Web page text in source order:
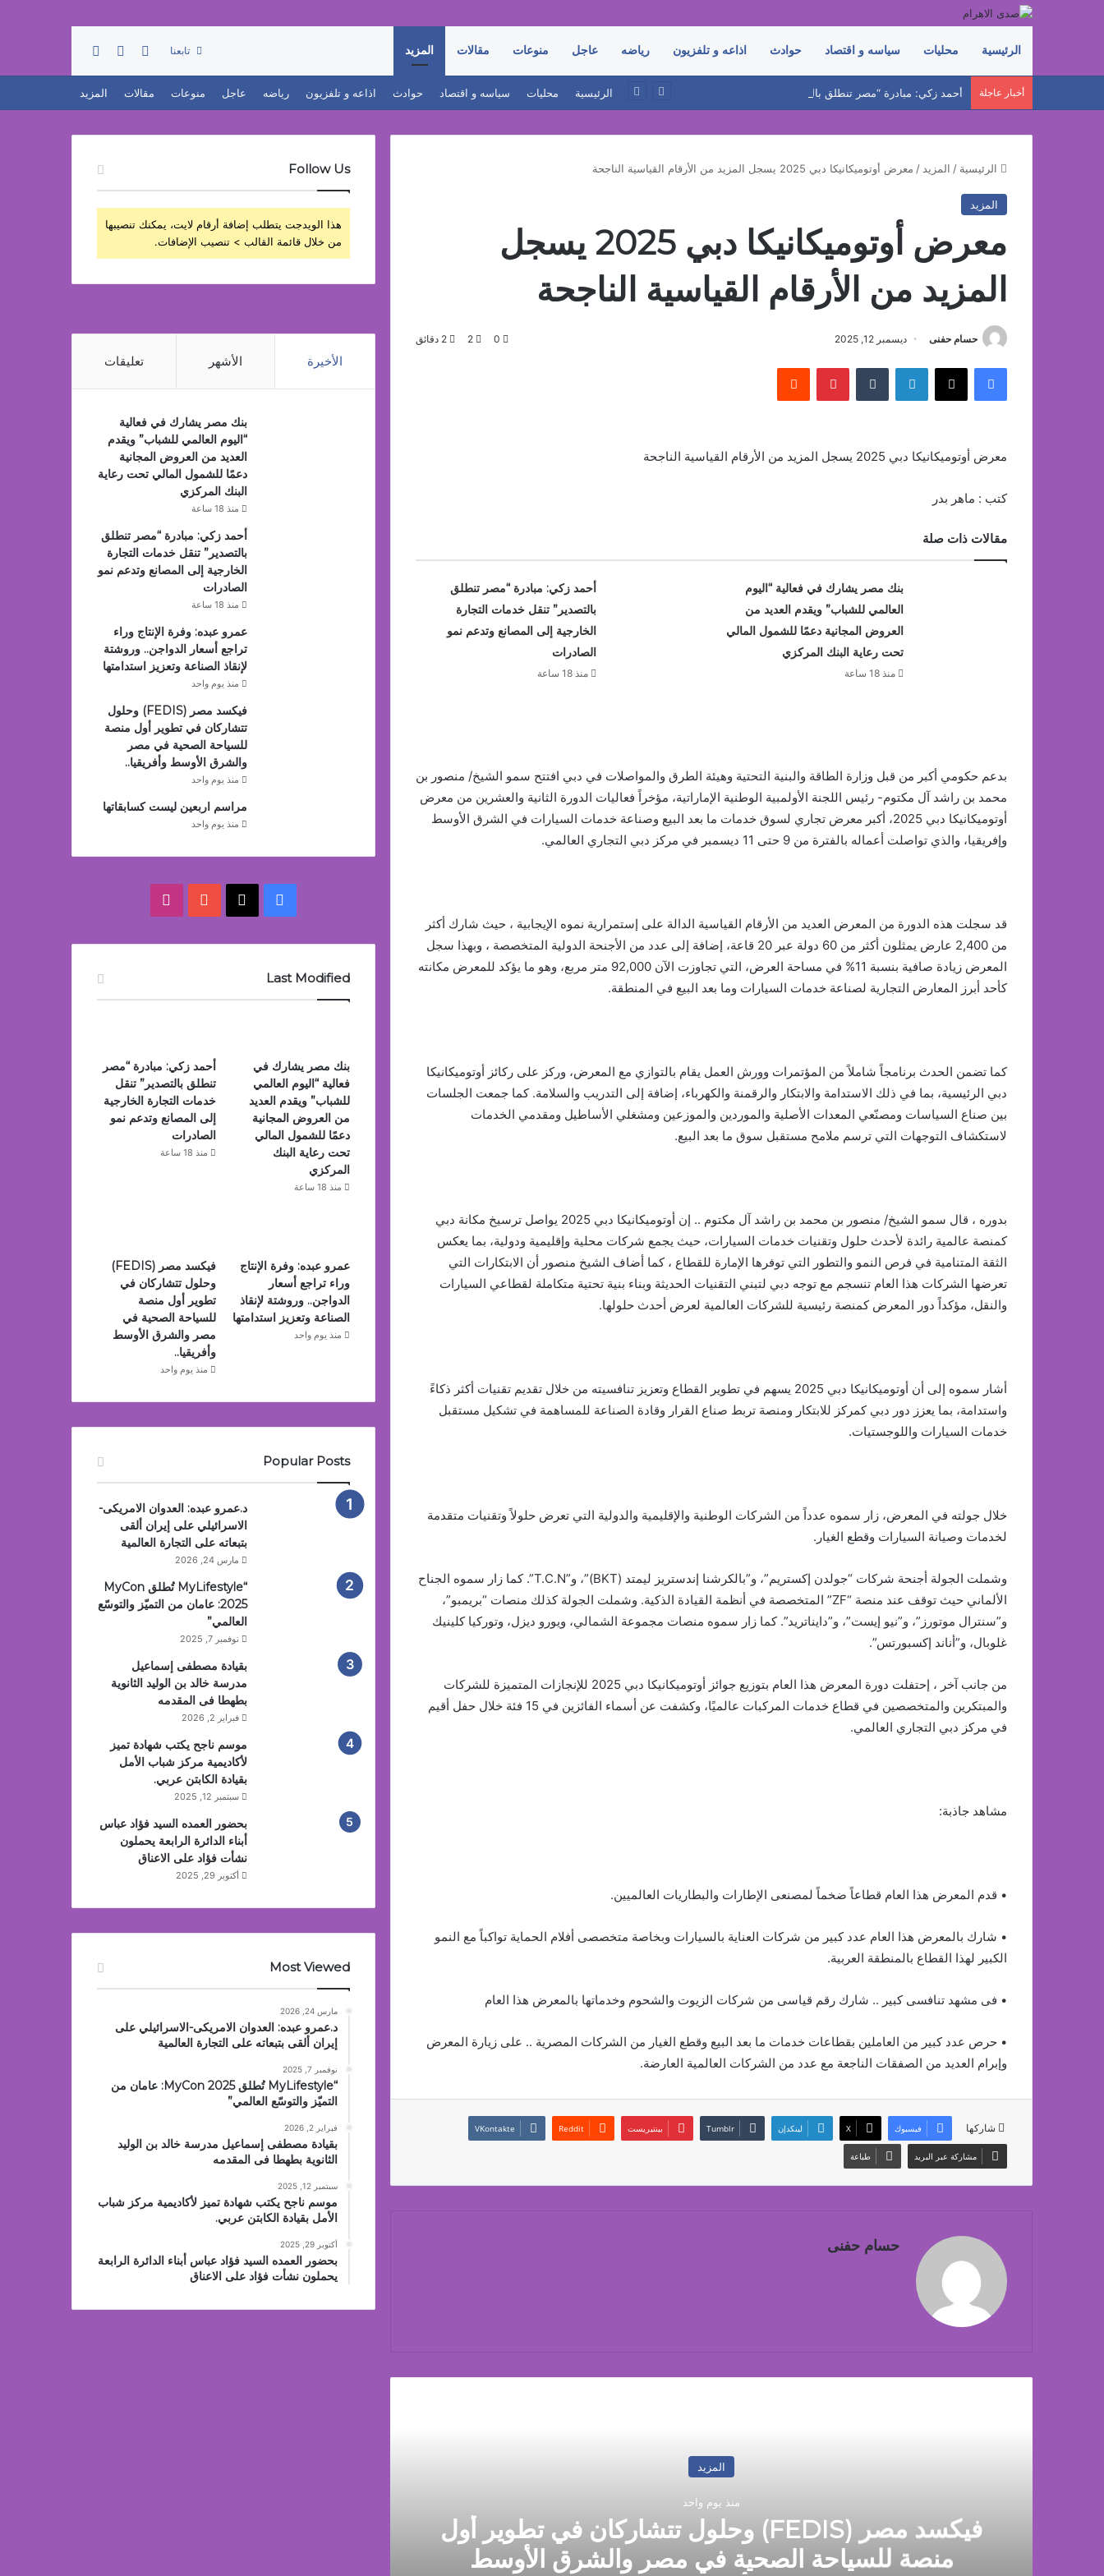
الرئيسية محليات سياسه و اقتصاد حوادث اذاعه و تلفزيون رياضه عاجل منوعات مقالات المزيد تابعنا تسجيل الدخول
إضافة عمود جانبي
أخبار عاجلة الرئيسية محليات سياسه و اقتصاد حوادث اذاعه و تلفزيون رياضه عاجل منوعات مقالات المزيد
الرئيسية / المزيد / معرض أوتوميكانيكا دبي 2025 يسجل المزيد من الأرقام القياسية الناجحة
المزيد
معرض أوتوميكانيكا دبي 2025 يسجل
المزيد من الأرقام القياسية الناجحة
حسام حفنى ديسمبر 12, 2025 0
2
فيسبوك ‫X لينكدإن بينتيريست
معرض أوتوميكانيكا دبي 2025 يسجل المزيد من الأرقام القياسية الناجحة
كتب : ماهر بدر
مقالات ذات صلة
بنك مصر يشارك في فعالية “اليوم
العالمي للشباب” ويقدم العديد من
العروض المجانية دعمًا للشمول المالي
تحت رعاية البنك المركزي
منذ 18 ساعة
أحمد زكي: مبادرة “مصر تنطلق
بالتصدير” تنقل خدمات التجارة
الخارجية إلى المصانع وتدعم نمو
الصادرات
منذ 18 ساعة
بدعم حكومي أكبر من قبل وزارة الطاقة والبنية التحتية وهيئة الطرق والمواصلات في دبي افتتح سمو الشيخ/ منصور بن
محمد بن راشد آل مكتوم- رئيس اللجنة الأولمبية الوطنية الإماراتية، مؤخراً فعاليات الدورة الثانية والعشرين من معرض
أوتوميكانيكا دبي 2025، أكبر معرض تجاري لسوق خدمات ما بعد البيع وصناعة خدمات السيارات في الشرق الأوسط
وإفريقيا، والذي تواصلت أعماله بالفترة من 9 حتى 11 ديسمبر في مركز دبي التجاري العالمي.
قد سجلت هذه الدورة من المعرض العديد من الأرقام القياسية الدالة على إستمرارية نموه الإيجابية ، حيث شارك أكثر
من 2,400 عارض يمثلون أكثر من 60 دولة عبر 20 قاعة، إضافة إلى عدد من الأجنحة الدولية المتخصصة ، وبهذا سجل
المعرض زيادة صافية بنسبة 11% في مساحة العرض، التي تجاوزت الآن 92,000 متر مربع، وهو ما يؤكد للمعرض مكانته
كأحد أبرز المعارض التجارية لصناعة خدمات السيارات وما بعد البيع في المنطقة.
كما تضمن الحدث برنامجاً شاملاً من المؤتمرات وورش العمل يقام بالتوازي مع المعرض، وركز على ركائز أوتوميكانيكا
دبي الرئيسية، بما في ذلك الاستدامة والابتكار والرقمنة والكهرباء، إضافة إلى التدريب والسلامة. كما جمعت الجلسات
بين صناع السياسات ومصنّعي المعدات الأصلية والموردين والموزعين ومشغلي الأساطيل ومقدمي الخدمات
لاستكشاف التوجهات التي ترسم ملامح مستقبل سوق ما بعد البيع.
بدوره ، قال سمو الشيخ/ منصور بن محمد بن راشد آل مكتوم .. إن أوتوميكانيكا دبي 2025 يواصل ترسيخ مكانة دبي
كمنصة عالمية رائدة لأحدث حلول وتقنيات خدمات السيارات، حيث يجمع شركات محلية وإقليمية ودولية، بما يعكس
الثقة المتنامية في فرص النمو والتطور التي توفرها الإمارة للقطاع ، كما أضاف الشيخ منصور أن الابتكارات التي
تعرضها الشركات هذا العام تنسجم مع توجه دبي لتبني التقنيات الحديثة وبناء بنية تحتية متكاملة لقطاعي السيارات
والنقل، مؤكداً دور المعرض كمنصة رئيسية للشركات العالمية لعرض أحدث حلولها.
أشار سموه إلى أن أوتوميكانيكا دبي 2025 يسهم في تطوير القطاع وتعزيز تنافسيته من خلال تقديم تقنيات أكثر ذكاءً
واستدامة، بما يعزز دور دبي كمركز للابتكار ومنصة تربط صناع القرار وقادة الصناعة للمساهمة في تشكيل مستقبل
خدمات السيارات واللوجستيات.
خلال جولته في المعرض، زار سموه عدداً من الشركات الوطنية والإقليمية والدولية التي تعرض حلولاً وتقنيات متقدمة
لخدمات وصيانة السيارات وقطع الغيار.
وشملت الجولة أجنحة شركات “جولدن إكستريم”، و”بالكرشنا إندستريز ليمتد (BKT)”، و”T.C.N”. كما زار سموه الجناح
الألماني حيث توقف عند منصة “ZF” المتخصصة في أنظمة القيادة الذكية. وشملت الجولة كذلك منصات “بريمبو”،
و”سنترال موتورز”، و”نيو إيست”، و”دايناتريد”. كما زار سموه منصات مجموعة الشمالي، ويورو ديزل، وتوركيا كلينيك
غلوبال، و”أناند إكسبورتس”.
من جانب آخر ، إحتفلت دورة المعرض هذا العام بتوزيع جوائز أوتوميكانيكا دبي 2025 للإنجازات المتميزة للشركات
والمبتكرين والمتخصصين في قطاع خدمات المركبات عالميًا، وكشفت عن أسماء الفائزين في 15 فئة خلال حفل أقيم
في مركز دبي التجاري العالمي.
مشاهد جاذبة:
• قدم المعرض هذا العام قطاعاً ضخماً لمصنعى الإطارات والبطاريات العالميين.
• شارك بالمعرض هذا العام عدد كبير من شركات العناية بالسيارات وبخاصة متخصصى أفلام الحماية تواكباً مع النمو
الكبير لهذا القطاع بالمنطقة العربية.
• فى مشهد تنافسى كبير .. شارك رقم قياسى من شركات الزيوت والشحوم وخدماتها بالمعرض هذا العام
• حرص عدد كبير من العاملين بقطاعات خدمات ما بعد البيع وقطع الغيار من الشركات المصرية .. على زيارة المعرض
وإبرام العديد من الصفقات الناجعة مع عدد من الشركات العالمية العارضة.
شاركها فيسبوك ‫X لينكدإن بينتيريست
مشاركة عبر البريد طباعة
حسام حفنى
المزيد
منذ يوم واحد
فيكسد مصر (FEDIS) وحلول تتشاركان في تطوير أول
منصة للسياحة الصحية في مصر والشرق الأوسط
Follow Us
هذا الويدجت يتطلب إضافة أرقام لايت، يمكنك تنصيبها
من خلال قائمة القالب > تنصيب الإضافات.
الأخيرة الأشهر تعليقات
بنك مصر يشارك في فعالية
“اليوم العالمي للشباب” ويقدم
العديد من العروض المجانية
دعمًا للشمول المالي تحت رعاية
البنك المركزي
منذ 18 ساعة
أحمد زكي: مبادرة “مصر تنطلق
بالتصدير” تنقل خدمات التجارة
الخارجية إلى المصانع وتدعم نمو
الصادرات
منذ 18 ساعة
عمرو عبده: وفرة الإنتاج وراء
تراجع أسعار الدواجن.. وروشتة
لإنقاذ الصناعة وتعزيز استدامتها
منذ يوم واحد
فيكسد مصر (FEDIS) وحلول
تتشاركان في تطوير أول منصة
للسياحة الصحية في مصر
والشرق الأوسط وأفريقيا..
منذ يوم واحد
مراسم اربعين ليست كسابقاتها
منذ يوم واحد
فيسبوك
‫X
‫YouTubeانستقرام
Last Modified
بنك مصر يشارك في
فعالية “اليوم العالمي
للشباب” ويقدم العديد
من العروض المجانية
دعمًا للشمول المالي
تحت رعاية البنك
المركزي
منذ 18 ساعة
أحمد زكي: مبادرة “مصر
تنطلق بالتصدير” تنقل
خدمات التجارة الخارجية
إلى المصانع وتدعم نمو
الصادرات
منذ 18 ساعة
عمرو عبده: وفرة الإنتاج
وراء تراجع أسعار
الدواجن.. وروشتة لإنقاذ
الصناعة وتعزيز استدامتها
منذ يوم واحد
فيكسد مصر (FEDIS)
وحلول تتشاركان في
تطوير أول منصة
للسياحة الصحية في
مصر والشرق الأوسط
وأفريقيا..
منذ يوم واحد
Popular Posts
د.عمرو عبده: العدوان الامريكى-
الاسرائيلي على إيران ألقى
بتبعاته على التجارة العالمية
مارس 24, 2026
“MyLifestyle تُطلق MyCon
2025: عامان من التميّز والتوسّع
العالمي”
نوفمبر 7, 2025
بقيادة مصطفى إسماعيل
مدرسة خالد بن الوليد الثانوية
بطهطا فى المقدمه
فبراير 2, 2026
موسم ناجح يكتب شهادة تميز
لأكاديمية مركز شباب الأمل
بقيادة الكابتن عربي.
سبتمبر 12, 2025
بحضور العمده السيد فؤاد عباس
أبناء الدائرة الرابعة يحملون
نشأت فؤاد على الاعناق
أكتوبر 29, 2025
Most Viewed
مارس 24, 2026
د.عمرو عبده: العدوان الامريكى-الاسرائيلي على
إيران ألقى بتبعاته على التجارة العالمية
نوفمبر 7, 2025
“MyLifestyle تُطلق MyCon 2025: عامان من
التميّز والتوسّع العالمي”
فبراير 2, 2026
بقيادة مصطفى إسماعيل مدرسة خالد بن الوليد
الثانوية بطهطا فى المقدمه
سبتمبر 12, 2025
موسم ناجح يكتب شهادة تميز لأكاديمية مركز شباب
الأمل بقيادة الكابتن عربي.
أكتوبر 29, 2025
بحضور العمده السيد فؤاد عباس أبناء الدائرة الرابعة
يحملون نشأت فؤاد على الاعناق